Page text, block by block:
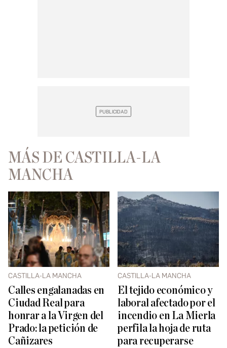
MÁS DE CASTILLA-LA
MANCHA
CASTILLA-LA MANCHA
Calles engalanadas en
Ciudad Real para
honrar a la Virgen del
Prado: la petición de
Cañizares
CASTILLA-LA MANCHA
El tejido económico y
laboral afectado por el
incendio en La Mierla
perfila la hoja de ruta
para recuperarse